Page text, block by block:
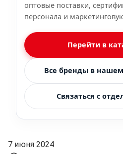
оптовые поставки,
персонала и
Перейти в
Все бренды в
Связаться с
7 июня 2024